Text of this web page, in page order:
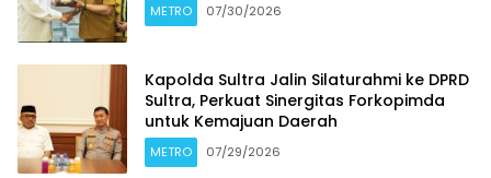
METRO 07/30/2026
Kapolda Sultra Jalin Silaturahmi ke DPRD
Sultra, Perkuat Sinergitas Forkopimda
untuk Kemajuan Daerah
METRO 07/29/2026